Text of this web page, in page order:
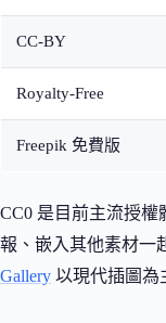
CC-BY
Royalty-Free
Freepik 免費版
CC0 是目前主流授
報、嵌入其他素材一
Gallery 以現代插圖為